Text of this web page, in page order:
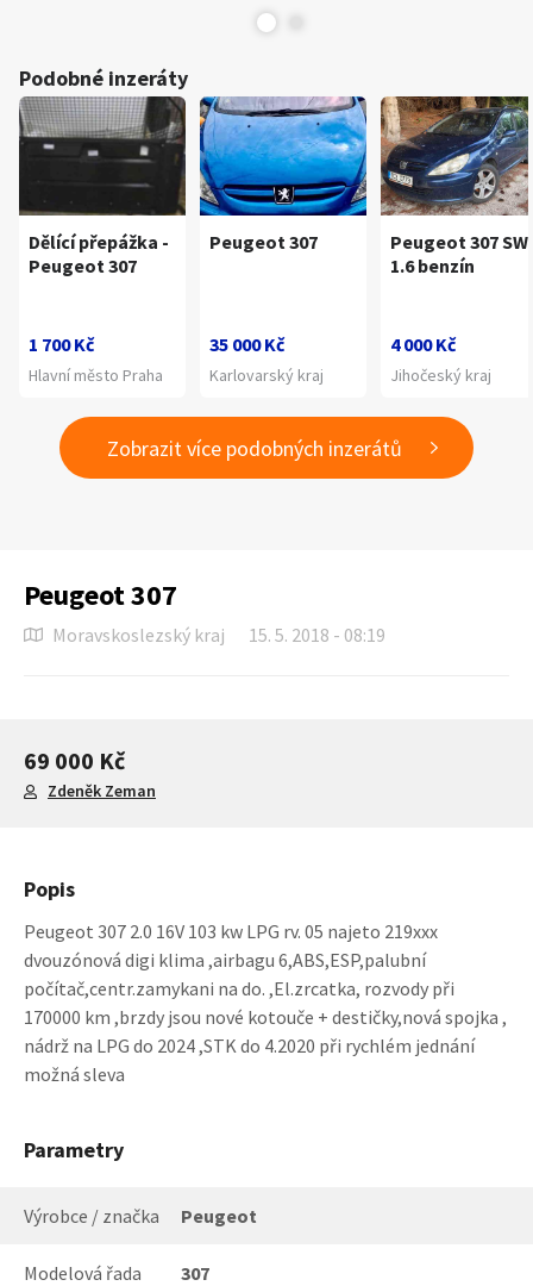
Podobné inzeráty
Dělící přepážka -
Peugeot 307
1 700 Kč
Hlavní město Praha
Peugeot 307
35 000 Kč
Karlovarský kraj
Peugeot 307 SW
1.6 benzín
4 000 Kč
Jihočeský kraj
Zobrazit více podobných inzerátů
Peugeot 307
Moravskoslezský kraj 15. 5. 2018 - 08:19
69 000 Kč
Zdeněk Zeman
Popis
Peugeot 307 2.0 16V 103 kw LPG rv. 05 najeto 219xxx
dvouzónová digi klima ,airbagu 6,ABS,ESP,palubní
počítač,centr.zamykani na do. ,El.zrcatka, rozvody při
170000 km ,brzdy jsou nové kotouče + destičky,nová spojka ,
nádrž na LPG do 2024 ,STK do 4.2020 při rychlém jednání
možná sleva
Parametry
Výrobce / značka Peugeot
Modelová řada 307